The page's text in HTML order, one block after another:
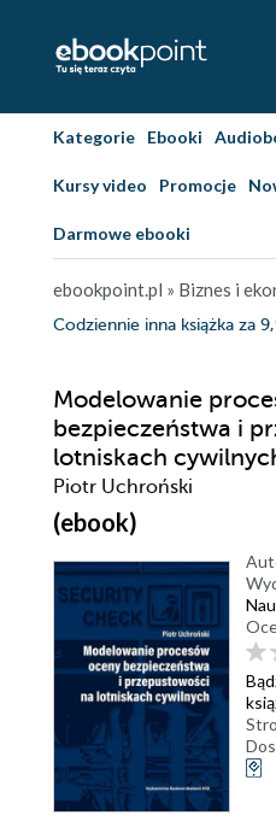
Kategorie Ebooki
Kursy video Promocje
Darmowe ebooki
ebookpoint.pl » Biznes i
Codziennie inna książka za
Modelowanie
bezpieczeństwa i
lotniskach
Piotr Uchroński
(ebook)